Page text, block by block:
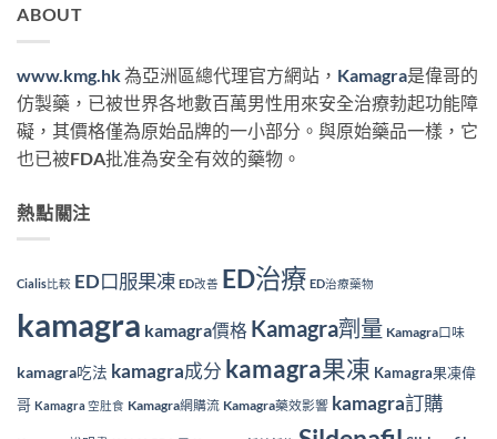
ABOUT
www.kmg.hk為亞洲區總代理官方網站， Kamagra是偉哥的
仿製藥，已被世界各地數百萬男性用來安全治療勃起功能障
礙，其價格僅為原始品牌的一小部分。與原始藥品一樣，它
也已被FDA批准為安全有效的藥物。
熱點關注
Cialis比較 ED口服果凍 ED改善 ED治療 ED治療藥物
kamagra kamagra價格 Kamagra劑量 Kamagra口味
kamagra吃法 kamagra成分 kamagra果凍 Kamagra果凍偉
哥 Kamagra 空肚食 Kamagra網購流 Kamagra藥效影響 kamagra訂購